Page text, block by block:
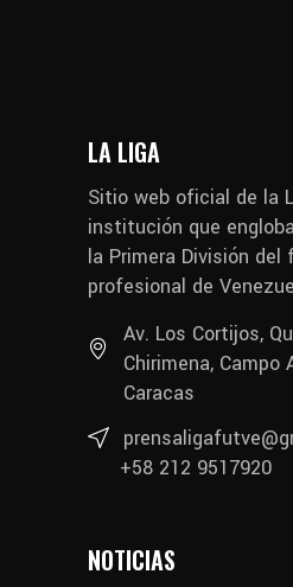
LA LIGA
Sitio web oficial de la
institución que
la Primera División del
profesional de
Av. Los Cortijos,
Chirimena, Campo
Caracas
+58 212 9517920
NOTICIAS